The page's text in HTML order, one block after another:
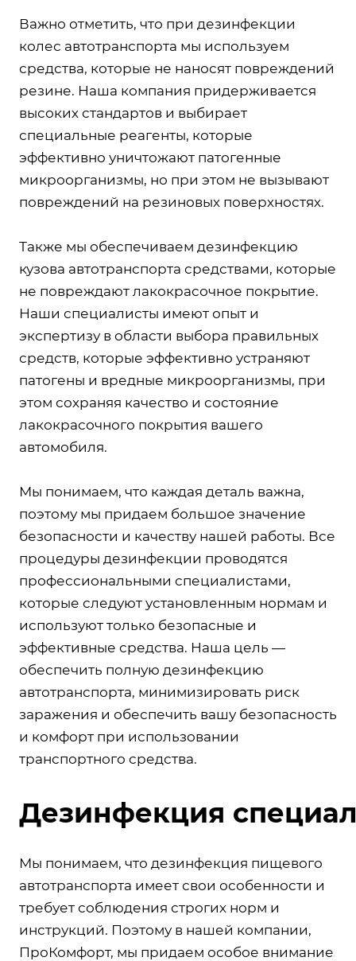
Важно отметить, что при дезинфекции
колес автотранспорта мы используем
средства, которые не наносят повреждений
резине. Наша компания придерживается
высоких стандартов и выбирает
специальные реагенты, которые
эффективно уничтожают патогенные
микроорганизмы, но при этом не вызывают
повреждений на резиновых поверхностях.
Также мы обеспечиваем дезинфекцию
кузова автотранспорта средствами, которые
не повреждают лакокрасочное покрытие.
Наши специалисты имеют опыт и
экспертизу в области выбора правильных
средств, которые эффективно устраняют
патогены и вредные микроорганизмы, при
этом сохраняя качество и состояние
лакокрасочного покрытия вашего
автомобиля.
Мы понимаем, что каждая деталь важна,
поэтому мы придаем большое значение
безопасности и качеству нашей работы. Все
процедуры дезинфекции проводятся
профессиональными специалистами,
которые следуют установленным нормам и
используют только безопасные и
эффективные средства. Наша цель —
обеспечить полную дезинфекцию
автотранспорта, минимизировать риск
заражения и обеспечить вашу безопасность
и комфорт при использовании
транспортного средства.
Дезинфекция
Мы понимаем, что дезинфекция пищевого
автотранспорта имеет свои особенности и
требует соблюдения строгих норм и
инструкций. Поэтому в нашей компании,
ПроКомфорт, мы придаем особое внимание